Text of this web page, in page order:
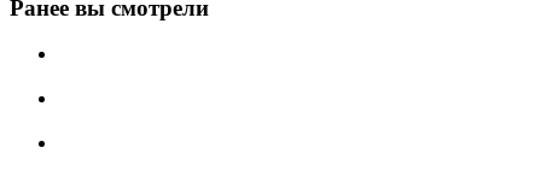
Ранее вы смотрели